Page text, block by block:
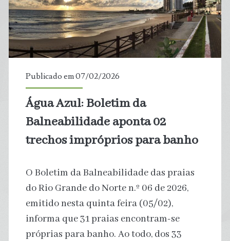
fósseis
e
em
públicos
Publicado em 07/02/2026
Água Azul: Boletim da
Balneabilidade aponta 02
trechos impróprios para banho
O Boletim da Balneabilidade das praias
do Rio Grande do Norte n.º 06 de 2026,
emitido nesta quinta feira (05/02),
informa que 31 praias encontram-se
próprias para banho. Ao todo, dos 33